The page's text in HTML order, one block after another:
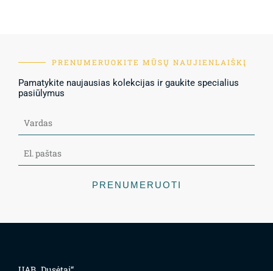
PRENUMERUOKITE MŪSŲ NAUJIENLAIŠKĮ
Pamatykite naujausias kolekcijas ir gaukite specialius
pasiūlymus
PRENUMERUOTI